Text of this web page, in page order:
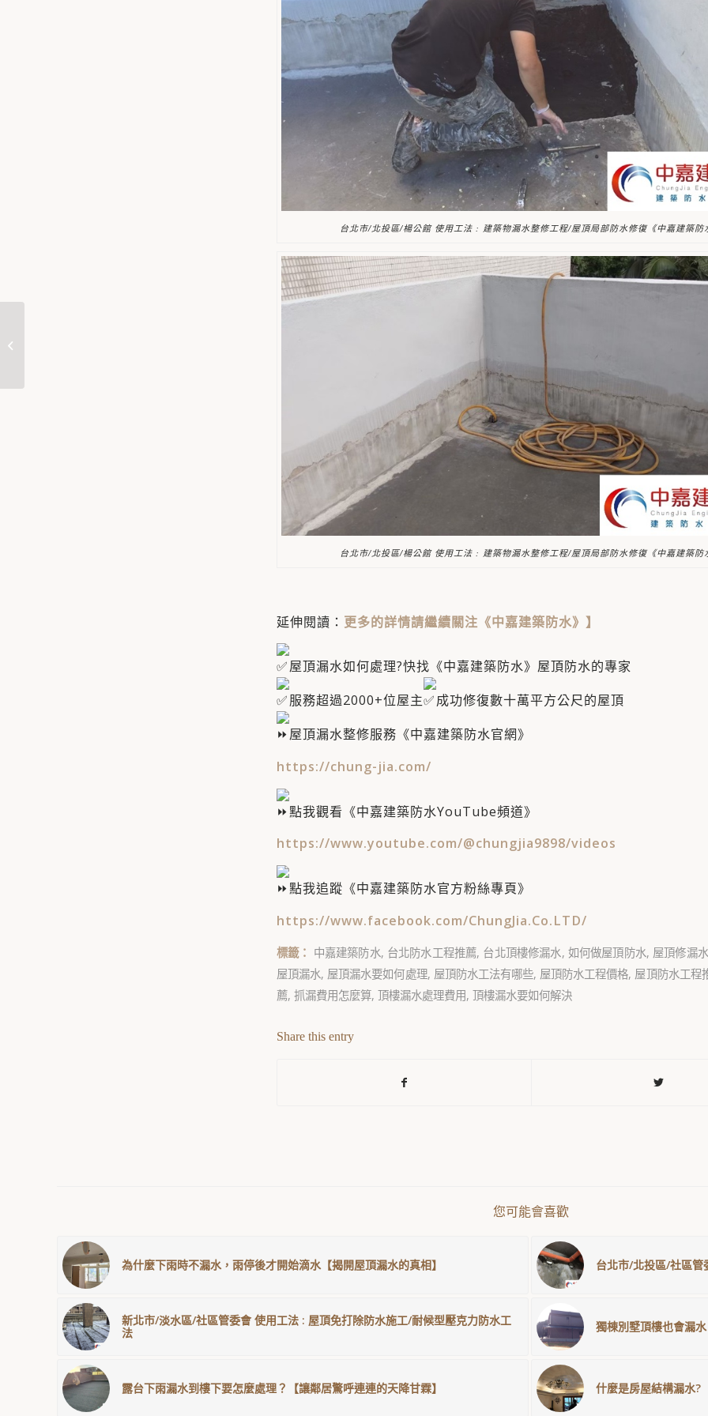
台北市/北投區/楊公館 使用工法 : 建築物漏水整修工程/屋頂局部防水修復《中嘉建築防
台北市/北投區/楊公館 使用工法 : 建築物漏水整修工程/屋頂局部防水修復《中嘉建築防
延伸閱讀： 更多的詳情請繼續關注《中嘉建築防水》 】
屋頂漏水如何處理?快找《中嘉建築防水》屋頂防水的專家
服務超過2000+位屋主​
成功修復數十萬平方公尺的屋頂
屋頂漏水整修服務《中嘉建築防水官網》
https://chung-jia.com/
點我觀看《中嘉建築防水YouTube頻道》
https://www.youtube.com/@chungjia9898/videos
點我追蹤《中嘉建築防水官方粉絲專頁》
https://www.facebook.com/ChungJia.Co.LTD/
標籤： 中嘉建築防水, 台北防水工程推薦, 台北頂樓修漏水, 如何做屋頂防水, 屋頂修漏
屋頂漏水, 屋頂漏水要如何處理, 屋頂防水工法有哪些, 屋頂防水工程價格, 屋頂防水工程
薦, 抓漏費用怎麼算, 頂樓漏水處理費用, 頂樓漏水要如何解決
Share this entry
您可能會喜歡
為什麼下雨時不漏水，雨停後才開始滴水【揭開屋頂漏水的真相】 台北市/北投區/社區管
新北市/淡水區/社區管委會 使用工法 : 屋頂免打除防水施工/耐候型壓克力防水工
法
獨棟別墅頂樓也會漏
露台下雨漏水到樓下要怎麼處理？【讓鄰居驚呼連連的天降甘霖】 什麼是房屋結構漏水?